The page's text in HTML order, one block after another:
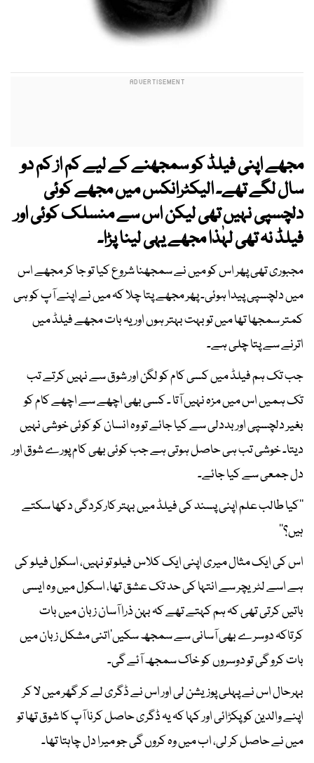
مجھے اپنی فیلڈ کو سمجھنے کے لیے کم از کم دو
سال لگے تھے۔ الیکٹرانکس میں مجھے کوئی
دلچسپی نہیں تھی لیکن اس سے منسلک کوئی اور
فیلڈ نہ تھی لہٰذا مجھے یہی لینا پڑا۔
مجبوری تھی پھر اس کو میں نے سمجھنا شروع کیا تو جا کر مجھے اس
میں دلچسپی پیدا ہوئی۔ پھر مجھے پتا چلا کہ میں نے اپنے آپ کو ہی
کمتر سمجھا تھا میں تو بہت بہتر ہوں اور یہ بات مجھے فیلڈ میں
اترنے سے پتا چلی ہے۔
جب تک ہم فیلڈ میں کسی کام کو لگن اور شوق سے نہیں کرتے تب
تک ہمیں اس میں مزہ نہیں آتا ۔ کسی بھی اچھے سے اچھے کام کو
بغیر دلچسپی اور بددلی سے کیا جائے تو وہ انسان کو کوئی خوشی نہیں
دیتا۔ خوشی تب ہی حاصل ہوتی ہے جب کوئی بھی کام پورے شوق اور
دل جمعی سے کیا جائے۔
’’کیا طالب علم اپنی پسند کی فیلڈ میں بہتر کارکردگی دکھا سکتے
ہیں؟‘‘
اس کی ایک مثال میری اپنی ایک کلاس فیلو تو نہیں، اسکول فیلو کی
ہے اسے لٹریچر سے انتہا کی حد تک عشق تھا، اسکول میں وہ ایسی
باتیں کرتی تھی کہ ہم کہتے تھے کہ بہن ذرا آسان زبان میں بات
کرتاکہ دوسرے بھی آسانی سے سمجھ سکیں‘اتنی مشکل زبان میں
بات کرو گی تو دوسروں کو خاک سمجھ آئے گی۔
بہرحال اس نے پہلی پوزیشن لی اور اس نے ڈگری لے کر گھر میں لا کر
اپنے والدین کو پکڑائی اور کہا کہ یہ ڈگری حاصل کرنا آپ کا شوق تھا تو
میں نے حاصل کر لی، اب میں وہ کروں گی جو میرا دل چاہتا تھا۔